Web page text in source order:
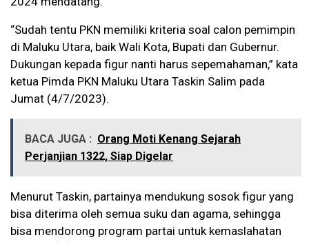
“Sudah tentu PKN memiliki kriteria soal calon pemimpin
di Maluku Utara, baik Wali Kota, Bupati dan Gubernur.
Dukungan kepada figur nanti harus sepemahaman,” kata
ketua Pimda PKN Maluku Utara Taskin Salim pada
Jumat (4/7/2023).
BACA JUGA : Orang Moti Kenang Sejarah
Perjanjian 1322, Siap Digelar
Menurut Taskin, partainya mendukung sosok figur yang
bisa diterima oleh semua suku dan agama, sehingga
bisa mendorong program partai untuk kemaslahatan